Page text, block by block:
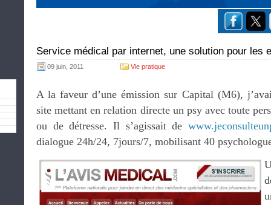
Service médical par internet, une solution pour les
09 juin, 2011 Vie pratique
A la faveur d’une émission sur Capital (M6),
site mettant en relation directe un psy avec toute
ou de détresse. Il s’agissait de
dialogue 24h/24, 7jours/7, mobilisant 40